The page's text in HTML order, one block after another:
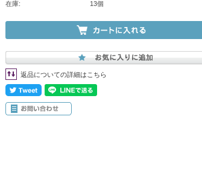
在庫: 13個
返品についての詳細はこちら